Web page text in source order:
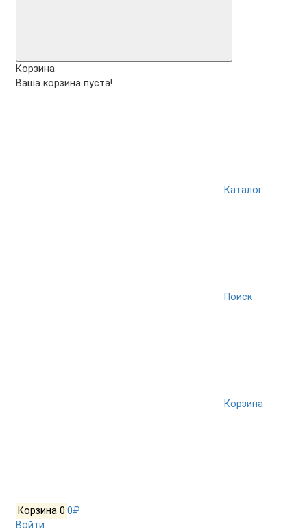
Корзина
Ваша корзина пуста!
Каталог
Поиск
Корзина
Корзина 0 0₽
Войти